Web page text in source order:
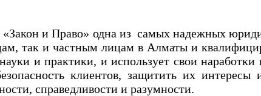
и Право» одна из самых надежных
так и частным лицам в Алматы и
и практики, и использует свои
клиентов, защитить их
справедливости и разумности.